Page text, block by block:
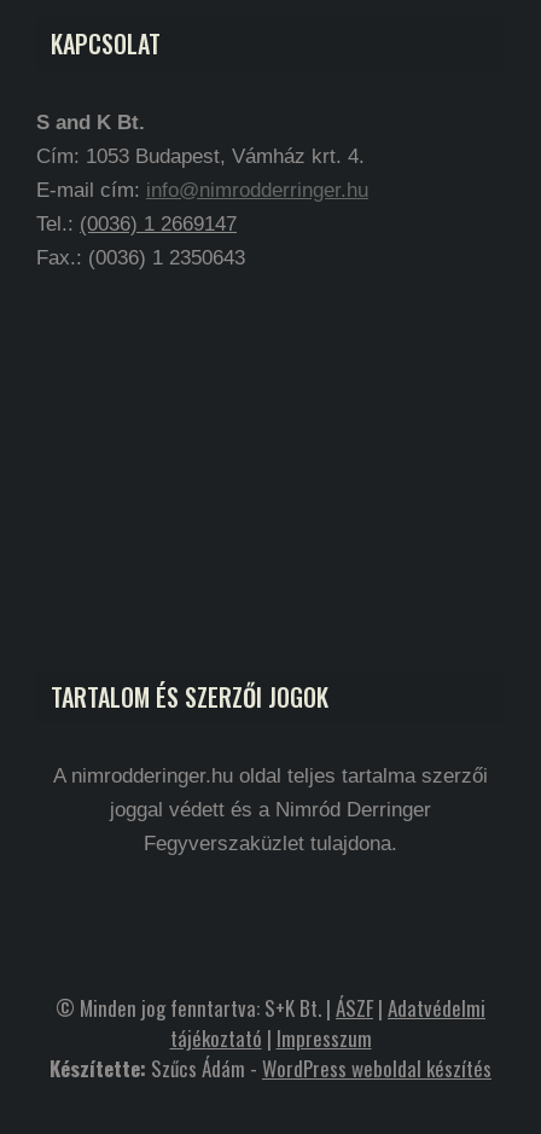
KAPCSOLAT
S and K Bt.
Cím: 1053 Budapest, Vámház krt. 4.
E-mail cím: info@nimrodderringer.hu
Tel.: (0036) 1 2669147
Fax.: (0036) 1 2350643
TARTALOM ÉS SZERZŐI JOGOK
A nimrodderinger.hu oldal teljes tartalma szerzői
joggal védett és a Nimród Derringer
Fegyverszaküzlet tulajdona.
© Minden jog fenntartva: S+K Bt. | ÁSZF| Adatvédelmi
tájékoztató | Impresszum
Készítette: Szűcs Ádám - WordPress weboldal készítés